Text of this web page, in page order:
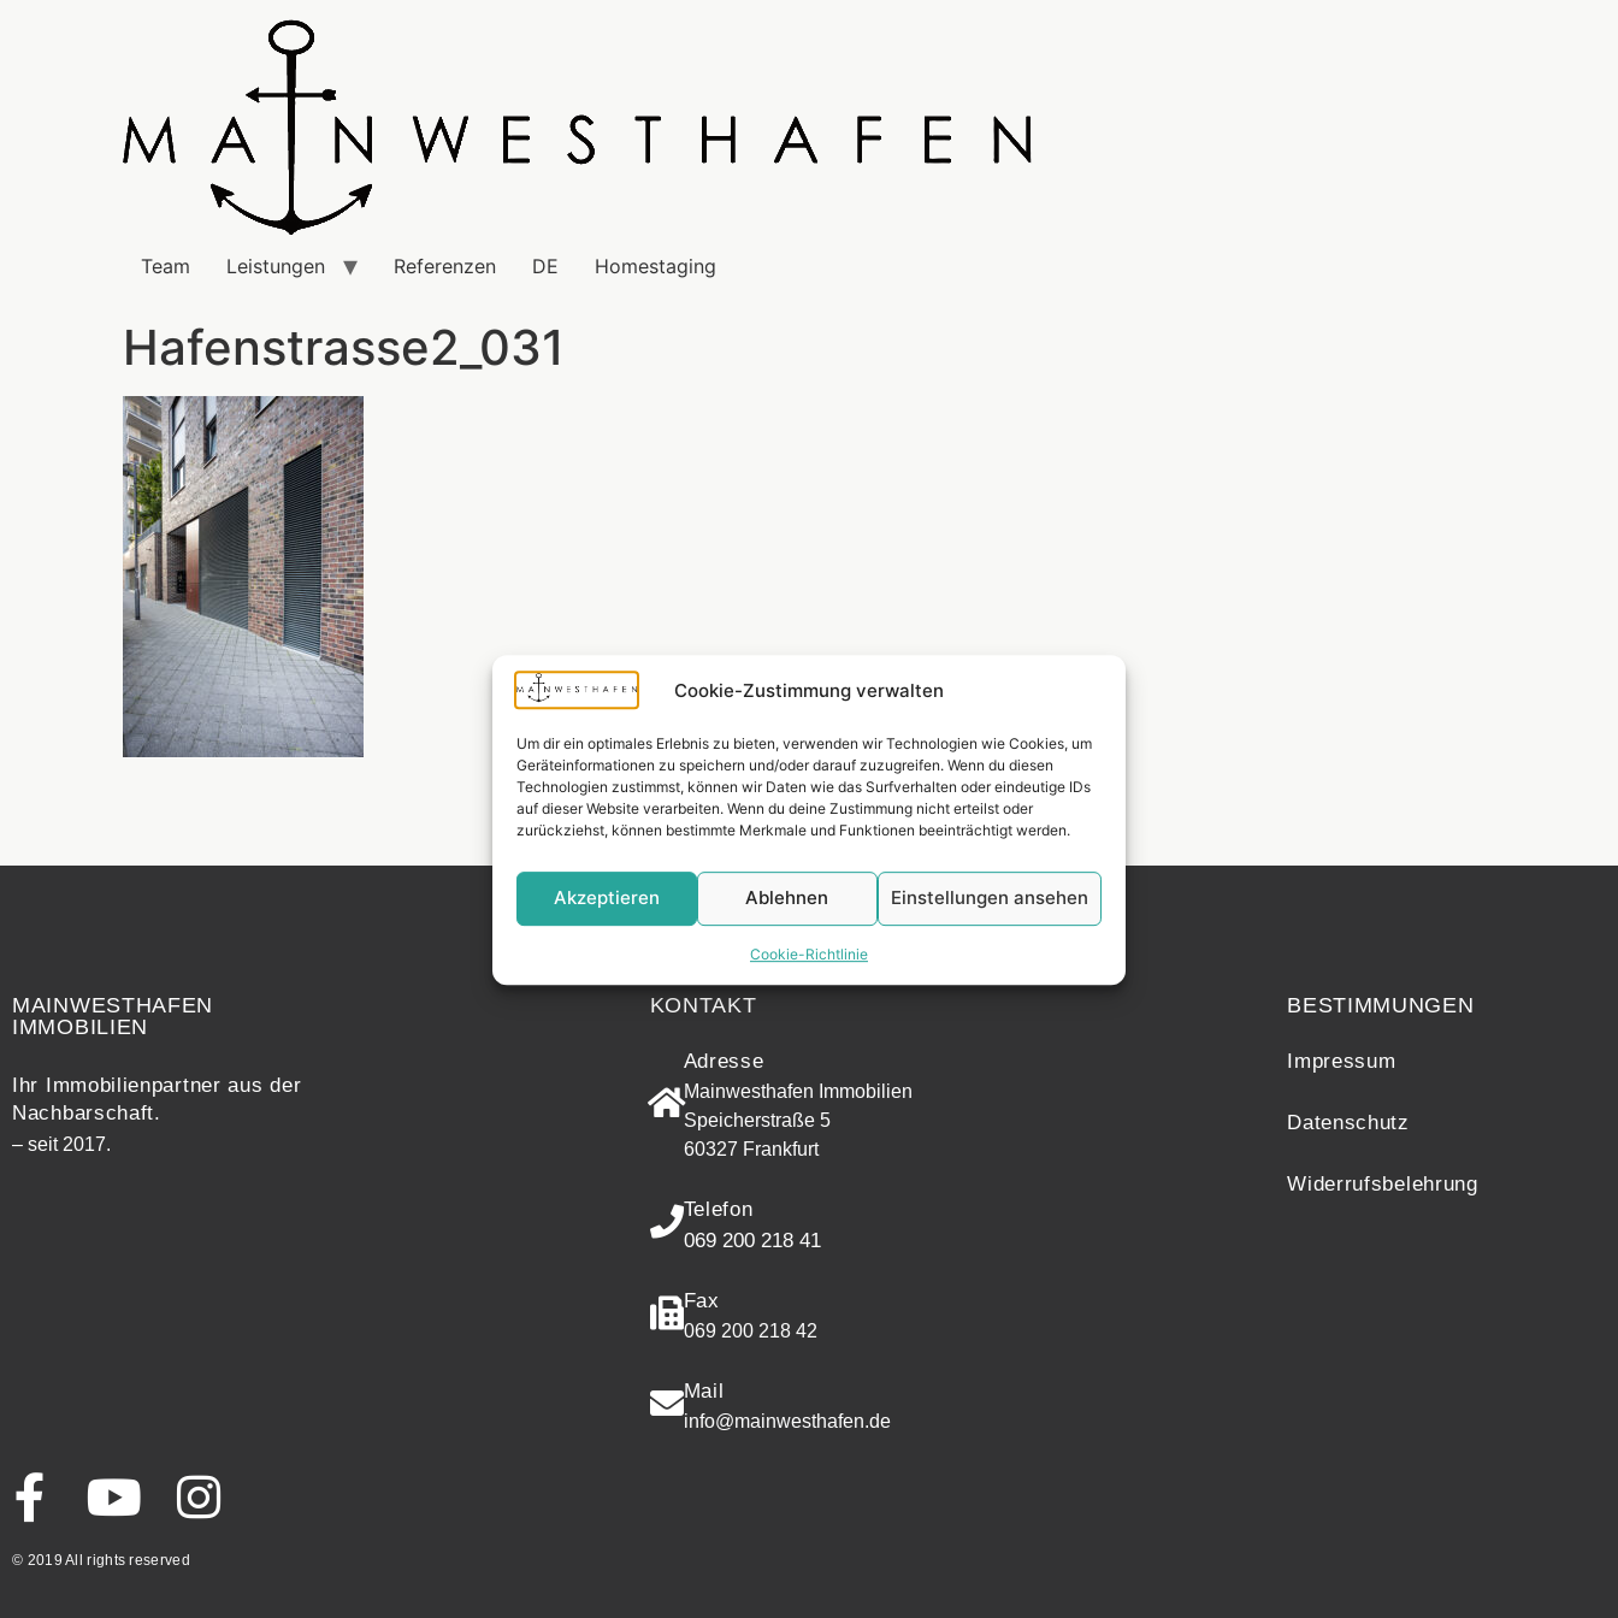
Cookie-Zustimmung verwalten
Um dir ein optimales Erlebnis zu bieten, verwenden wir Technologien wie Cookies, um
Geräteinformationen zu speichern und/oder darauf zuzugreifen. Wenn du diesen
Technologien zustimmst, können wir Daten wie das Surfverhalten oder eindeutige IDs
auf dieser Website verarbeiten. Wenn du deine Zustimmung nicht erteilst oder
zurückziehst, können bestimmte Merkmale und Funktionen beeinträchtigt werden.
Akzeptieren Ablehnen Einstellungen ansehen
Cookie-Richtlinie
Team Leistungen Referenzen DE Homestaging
Hafenstrasse2_031
MAINWESTHAFEN
IMMOBILIEN
Ihr Immobilienpartner aus der
Nachbarschaft.
– seit 2017.
KONTAKT
Adresse
Mainwesthafen Immobilien
Speicherstraße 5
60327 Frankfurt
Telefon
069 200 218 41
Fax
069 200 218 42
Mail
info@mainwesthafen.de
BESTIMMUNGEN
Impressum
Datenschutz
Widerrufsbelehrung
© 2019 All rights reserved